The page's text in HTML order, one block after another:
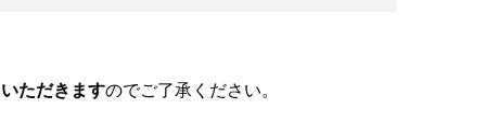
ただきますのでご了承ください。